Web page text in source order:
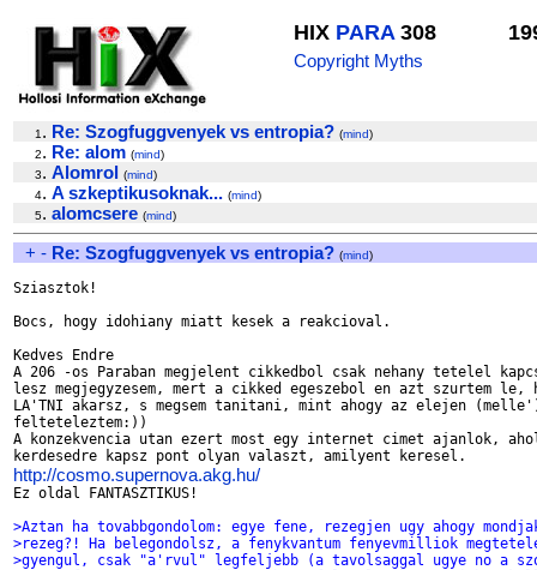
HIX PARA308
Copyright Myths
1 . Re: Szogfuggvenyek vs entropia? (mind)
2. Re: alom (mind)
3. Alomrol (mind)
4. A szkeptikusoknak... (mind)
5. alomcsere (mind)
+ - Re: Szogfuggvenyek vs entropia? (mind)
Sziasztok!
Bocs, hogy idohiany miatt kesek a reakcioval.
Kedves Endre
A 206 -os Paraban megjelent cikkedbol csak nehany tetelel
lesz megjegyzesem, mert a cikked egeszebol en azt szurtem le,
LA'TNI akarsz, s megsem tanitani, mint ahogy az elejen
felteteleztem:))
A konzekvencia utan ezert most egy internet cimet ajanlok,
http://cosmo.supernova.akg.hu/
Ez oldal FANTASZTIKUS!
>Aztan ha tovabbgondolom: egye fene, rezegjen ugy ahogy
>rezeg?! Ha belegondolsz, a fenykvantum fenyevmilliok
>gyengul, csak "a'rvul" legfeljebb (a tavolsaggal ugye no a